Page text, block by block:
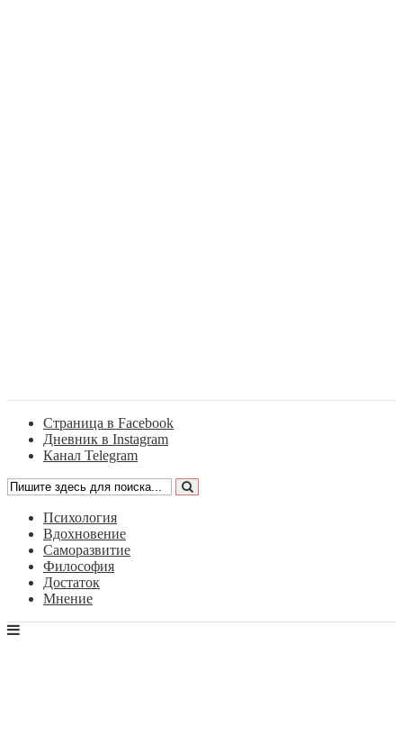
Страница в Facebook
Дневник в Instagram
Канал Telegram
Психология
Вдохновение
Саморазвитие
Философия
Достаток
Мнение